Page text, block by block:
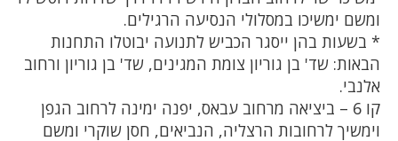
ומשם ימשיכו במסלולי הנסיעה הרגילים.
* בשעות בהן ייסגר הכביש לתנועה יבוטלו התחנות
הבאות: שד' בן גוריון צומת המגינים, שד' בן גוריון ורחוב
אלנבי.
קו 6 – ביציאה מרחוב עבאס, יפנה ימינה לרחוב הגפן
וימשיך לרחובות הרצליה, הנביאים, חסן שוקרי ומשם